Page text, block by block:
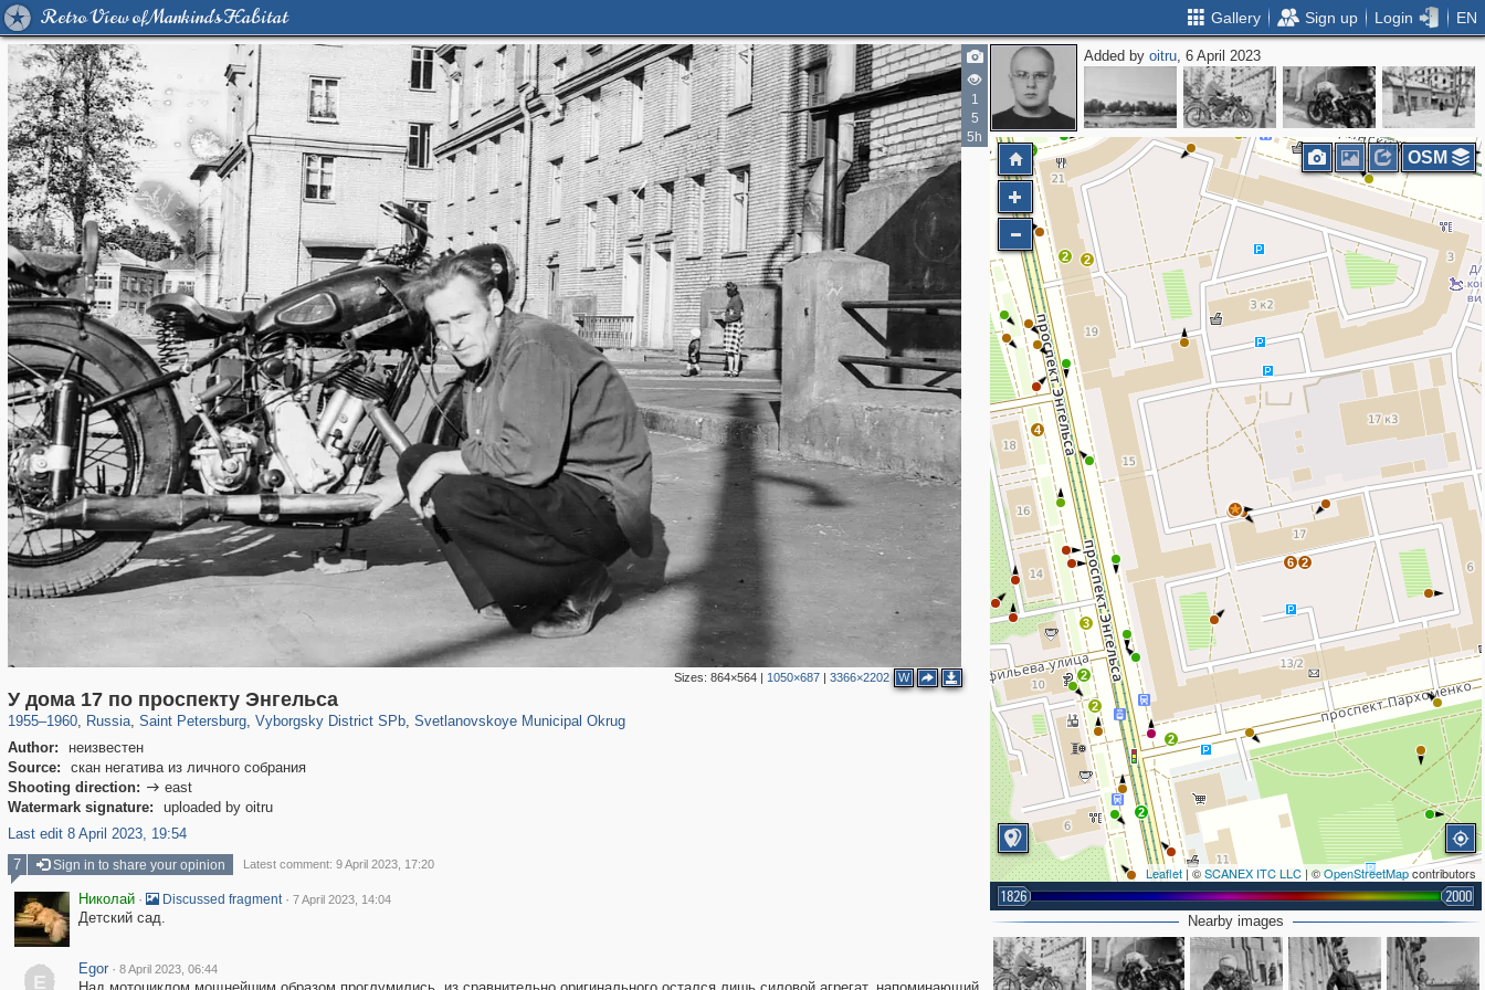
Retro View of Mankind's Habitat Gallery Sign up Login EN
1
5
5h
Sizes: 864×564| 1050×687| 3366×2202 W
У дома 17 по проспекту Энгельса
1955–1960, Russia
1,406,257 29,243
, Saint Petersburg
197,112 5,709
, Vyborgsky District SPb
10,252 208
, Svetlanovskoye Municipal Okrug
Author:
неизвестен
Source:
скан негатива из личного собрания
Shooting direction:  east
Watermark signature:
uploaded by oitru
Last edit 8 April 2023, 19:54
Added byoitru, 6 April 2023
5
3
2
2
2
4
2
6
2
2
2
2
3
2
Leaflet| ©SCANEX ITC LLC| ©OpenStreetMapcontributors
1826 2000
OSM
Nearby images
7 Sign in to share your opinion Latest comment: 9 April 2023, 17:20
Николай · Discussed fragment · 7 April 2023, 14:04
Детский сад.
E
Egor · 8 April 2023, 06:44